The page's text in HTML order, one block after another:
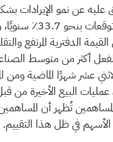
عليه عن نمو الإيرادات
إيجابي رئيسي، مع
الدفترية المرتفع
أكثر من متوسط
عشر شهرًا الماضية ومن
البيع الأخيرة من
تُظهر أن المساهمين
في ظل هذا التقييم.